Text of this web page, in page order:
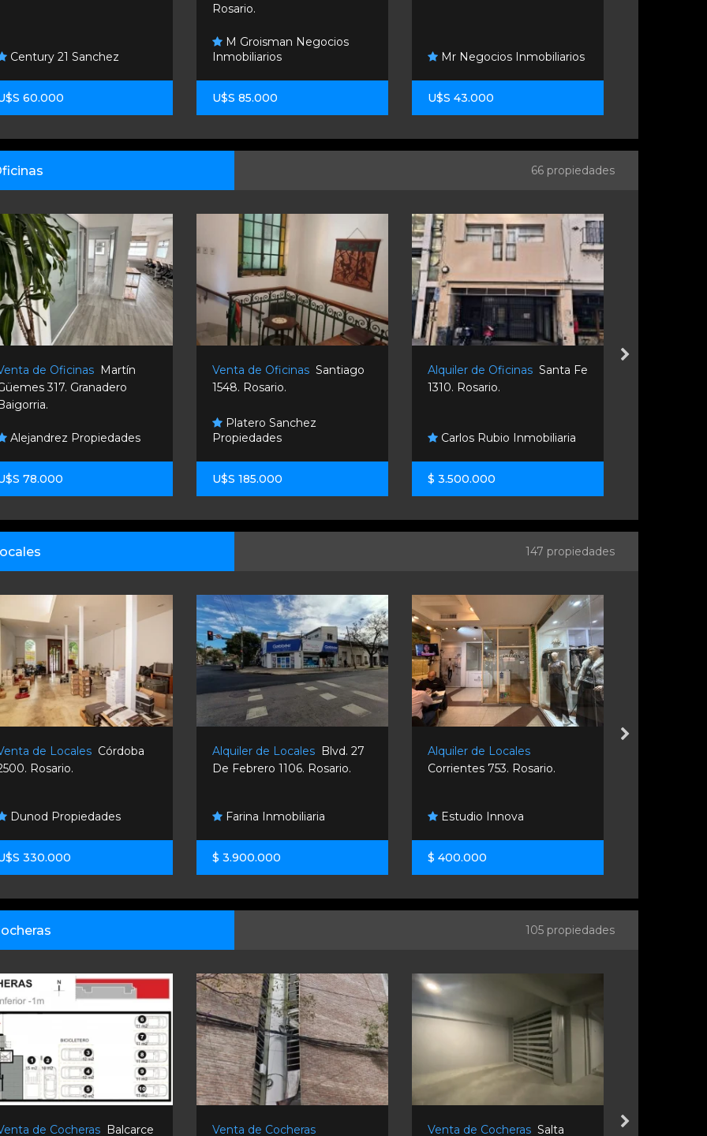
Century 21 Sanchez
60.000
Rosario.
M Groisman Negocios
Inmobiliarios
U$S 85.000
Mr Negocios Inmobiliarios
U$S 43.000
66 propiedades
de Oficinas Martín
317. Granadero
Alejandrez Propiedades
78.000
Venta de OficinasSantiago
1548. Rosario.
Platero Sanchez
Propiedades
U$S 185.000
Alquiler de Oficinas Santa Fe
1310. Rosario.
Carlos Rubio Inmobiliaria
$ 3.500.000
147 propiedades
de Locales Córdoba
Rosario.
Dunod Propiedades
330.000
Alquiler de Locales Blvd. 27
De Febrero 1106. Rosario.
Farina Inmobiliaria
$ 3.900.000
Alquiler de Locales
Corrientes 753. Rosario.
Estudio Innova
$ 400.000
105 propiedades
de Cocheras Balcarce Venta de Cocheras Venta de Cocheras Salta